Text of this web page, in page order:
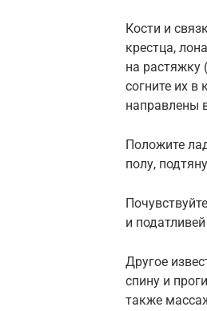
Кости и
крестца,
на растяжку
согните их в
направлены
Положите
полу,
и
Другое
спину и
также